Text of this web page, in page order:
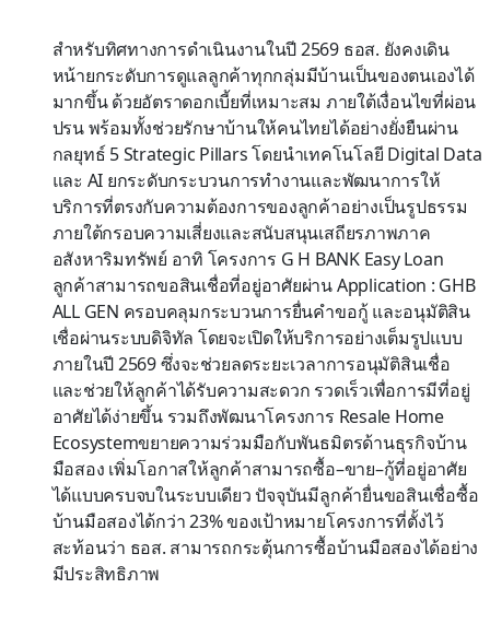
สำหรับทิศทางการดำเนินงานในปี 2569 ธอส. ยังคงเดิน
หน้ายกระดับการดูแลลูกค้าทุกกลุ่มมีบ้านเป็นของตนเองได้
มากขึ้น ด้วยอัตราดอกเบี้ยที่เหมาะสม ภายใต้เงื่อนไขที่ผ่อน
ปรน พร้อมทั้งช่วยรักษาบ้านให้คนไทยได้อย่างยั่งยืนผ่าน
กลยุทธ์ 5 Strategic Pillars โดยนำเทคโนโลยี Digital Data
และ AI ยกระดับกระบวนการทำงานและพัฒนาการให้
บริการที่ตรงกับความต้องการของลูกค้าอย่างเป็นรูปธรรม
ภายใต้กรอบความเสี่ยงและสนับสนุนเสถียรภาพภาค
อสังหาริมทรัพย์ อาทิ โครงการ G H BANK Easy Loan
ลูกค้าสามารถขอสินเชื่อที่อยู่อาศัยผ่าน Application : GHB
ALL GEN ครอบคลุมกระบวนการยื่นคำขอกู้ และอนุมัติสิน
เชื่อผ่านระบบดิจิทัล โดยจะเปิดให้บริการอย่างเต็มรูปแบบ
ภายในปี 2569 ซึ่งจะช่วยลดระยะเวลาการอนุมัติสินเชื่อ
และช่วยให้ลูกค้าได้รับความสะดวก รวดเร็วเพื่อการมีที่อยู่
อาศัยได้ง่ายขึ้น รวมถึงพัฒนาโครงการ Resale Home
Ecosystemขยายความร่วมมือกับพันธมิตรด้านธุรกิจบ้าน
มือสอง เพิ่มโอกาสให้ลูกค้าสามารถซื้อ–ขาย–กู้ที่อยู่อาศัย
ได้แบบครบจบในระบบเดียว ปัจจุบันมีลูกค้ายื่นขอสินเชื่อซื้อ
บ้านมือสองได้กว่า 23% ของเป้าหมายโครงการที่ตั้งไว้
สะท้อนว่า ธอส. สามารถกระตุ้นการซื้อบ้านมือสองได้อย่าง
มีประสิทธิภาพ